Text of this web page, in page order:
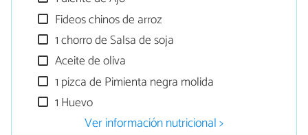
Fideos chinos de arroz
1 chorro de Salsa de soja
Aceite de oliva
1 pizca de Pimienta negra molida
1 Huevo
Ver información nutricional >